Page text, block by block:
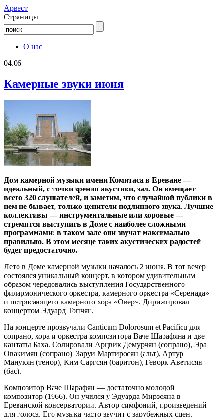
Aрвест
Страницы
О нас
04.06
Камерные звуки июня
Дом камерной музыки имени Комитаса в Ереване —
идеальный, с точки зрения акустики, зал. Он вмещает
всего 320 слушателей, и заметим, что случайной публики в
нем не бывает, только ценители подлинного звука. Лучшие
коллективы — инструментальные или хоровые —
стремятся выступить в Доме с наиболее сложными
программами: в таком зале они звучат максимально
правильно. В этом месяце таких акустических радостей
будет предостаточно.
Лето в Доме камерной музыки началось 2 июня. В тот вечер
состоялся уникальный концерт, в котором удивительным
образом чередовались выступления Государственного
филармонического оркестра, камерного оркестра «Серенада»
и потрясающего камерного хора «Овер». Дирижировал
концертом Эдуард Топчян.
На концерте прозвучали Canticum Dolorosum et Pacificu для
сопрано, хора и оркестра композитора Ваче Шарафяна и две
кантаты Баха. Солировали Арцвик Демурчян (сопрано), Эра
Овакимян (сопрано), Заруи Мартиросян (альт), Артур
Манукян (тенор), Ким Саргсян (баритон), Геворк Аветисян
(бас).
Композитор Ваче Шарафян — достаточно молодой
композитор (1966). Он учился у Эдуарда Мирзояна в
Ереванской консерватории. Автор симфоний, произведений
для голоса. Его музыка часто звучит с зарубежных сцен.